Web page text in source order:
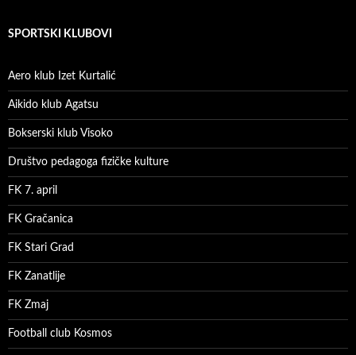
SPORTSKI KLUBOVI
Aero klub Izet Kurtalić
Aikido klub Agatsu
Bokserski klub Visoko
Društvo pedagoga fizičke kulture
FK 7. april
FK Gračanica
FK Stari Grad
FK Zanatlije
FK Zmaj
Football club Kosmos